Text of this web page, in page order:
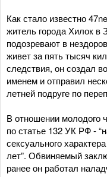
Как стало известно
житель города Хилок в
подозревают в
живет за пять тысяч
следствия, он создал
именем и отправил
летней подруге по
В отношении молодого
по статье 132 УК РФ -
сексуального
лет”. Обвиняемый
ранее он работал